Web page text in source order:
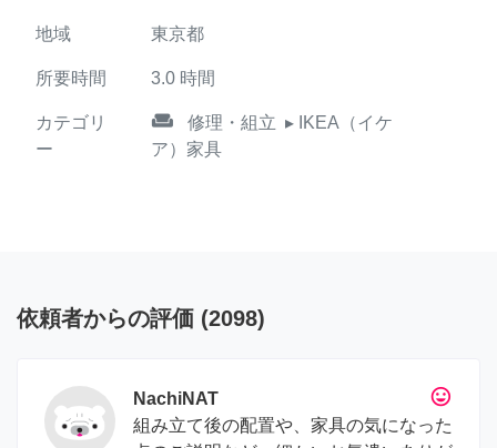
地域 東京都
所要時間 3.0 時間
カテゴリ
ー
weekend 修理・組立 ▸ IKEA（イケ
ア）家具
依頼者からの評価 (2098)
tag_faces
NachiNAT
組み立て後の配置や、家具の気になった